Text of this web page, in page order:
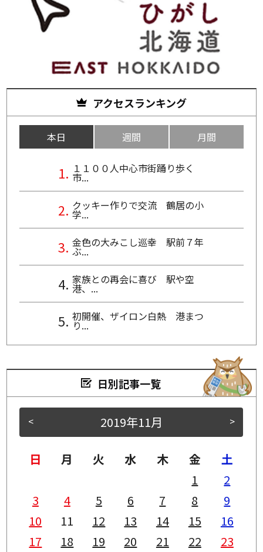
アクセスランキング
本日 週間 月間
１１００人中心市街踊り歩く
市...
クッキー作りで交流 鶴居の小
学...
金色の大みこし巡幸 駅前７年
ぶ...
家族との再会に喜び 駅や空
港、...
初開催、ザイロン白熱 港まつ
り...
日別記事一覧
< >
2019年11月
日 月 火 水 木 金
土
1
2
3
4 5 6 7 8
9
10
11 12 13 14 15
16
17
18 19 20 21 22
23